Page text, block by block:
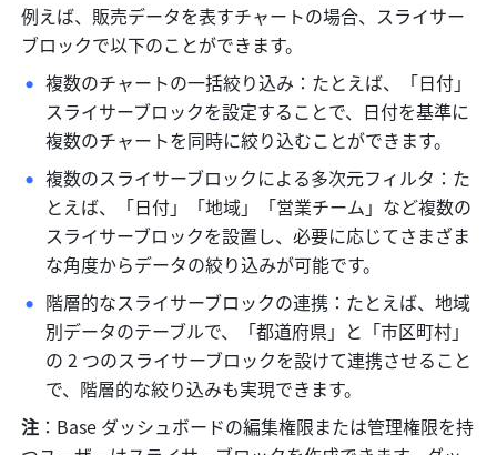
例えば、販売データを表すチャートの場合、スライサー
ブロックで以下のことができます。
複数のチャートの一括絞り込み：たとえば、「日付」
スライサーブロックを設定することで、日付を基準に
複数のチャートを同時に絞り込むことができます。
複数のスライサーブロックによる多次元フィルタ：た
とえば、「日付」「地域」「営業チーム」など複数の
スライサーブロックを設置し、必要に応じてさまざま
な角度からデータの絞り込みが可能です。
階層的なスライサーブロックの連携：たとえば、地域
別データのテーブルで、「都道府県」と「市区町村」
の 2 つのスライサーブロックを設けて連携させること
で、階層的な絞り込みも実現できます。
注 ：Base ダッシュボードの編集権限または管理権限を持